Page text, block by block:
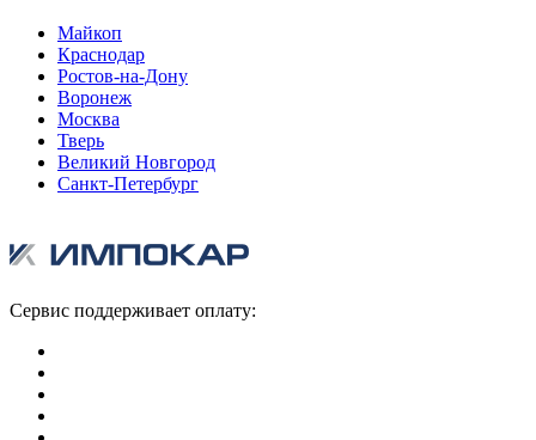
Майкоп
Краснодар
Ростов-на-Дону
Воронеж
Москва
Тверь
Великий Новгород
Санкт-Петербург
Сервис поддерживает оплату: